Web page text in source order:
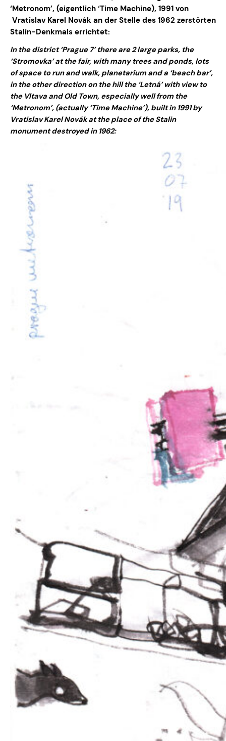
‘Metronom’, (eigentlich ‘Time Machine), 1991 von
Vratislav Karel Novák an der Stelle des 1962 zerstörten
Stalin-Denkmals errichtet:
In the district ‘Prague 7’ there are 2 large parks, the
‘Stromovka’ at the fair, with many trees and ponds, lots
of space to run and walk, planetarium and a ‘beach bar’,
in the other direction on the hill the ‘Letná’ with view to
the Vltava and Old Town, especially well from the
‘Metronom’, (actually ‘Time Machine’), built in 1991 by
Vratislav Karel Novák at the place of the Stalin
monument destroyed in 1962: